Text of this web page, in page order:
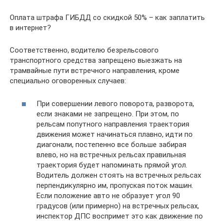
Оплата штрафа ГИБДД со скидкой 50% – как заплатить
в интернет?
Соответственно, водителю безрельсового
транспортного средства запрещено выезжать на
трамвайные пути встречного направления, кроме
специально оговоренных случаев:
При совершении левого поворота, разворота,
если знаками не запрещено. При этом, по
рельсам попутного направления траектория
движения может начинаться плавно, идти по
диагонали, постепенно все больше забирая
влево, но на встречных рельсах правильная
траектория будет напоминать прямой угол.
Водитель должен стоять на встречных рельсах
перпендикулярно им, пропуская поток машин.
Если положение авто не образует угол 90
градусов (или примерно) на встречных рельсах,
инспектор ДПС воспримет это как движение по